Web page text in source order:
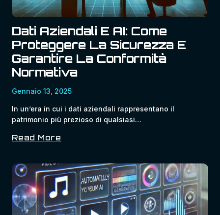
Dati Aziendali E AI: Come
Proteggere La Sicurezza E
Garantire La Conformità
Normativa
Gennaio 13, 2025
In un’era in cui i dati aziendali rappresentano il
patrimonio più prezioso di qualsiasi…
Read More
E
AI:
Come
Proteggere
La